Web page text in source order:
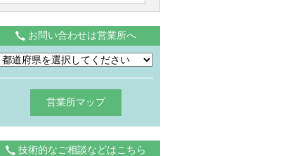
お問い合わせは営業所へ
営業所マップ
技術的なご相談などはこちら